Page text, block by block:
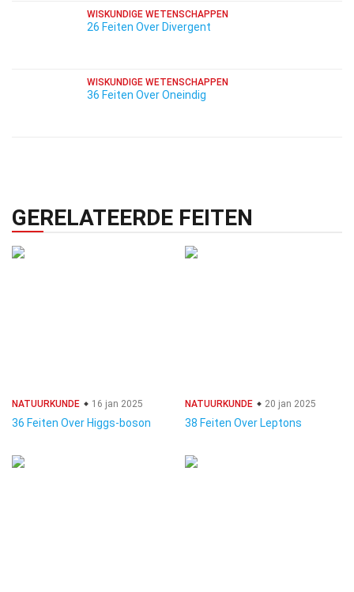
WISKUNDIGE WETENSCHAPPEN
26 Feiten Over Divergent
WISKUNDIGE WETENSCHAPPEN
36 Feiten Over Oneindig
GERELATEERDE FEITEN
NATUURKUNDE 16 jan 2025
36 Feiten Over Higgs-boson
NATUURKUNDE 20 jan 2025
38 Feiten Over Leptons